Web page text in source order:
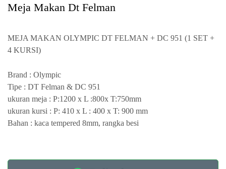
Meja Makan Dt Felman
MEJA MAKAN OLYMPIC DT FELMAN + DC 951 (1 SET +
4 KURSI)
Brand : Olympic
Tipe : DT Felman & DC 951
ukuran meja : P:1200 x L :800x T:750mm
ukuran kursi : P: 410 x L : 400 x T: 900 mm
Bahan : kaca tempered 8mm, rangka besi